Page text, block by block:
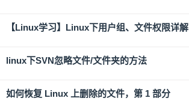
【Linux学习】Linux下用户组、文件权限详解
linux下SVN忽略文件/文件夹的方法
如何恢复 Linux 上删除的文件，第 1 部分